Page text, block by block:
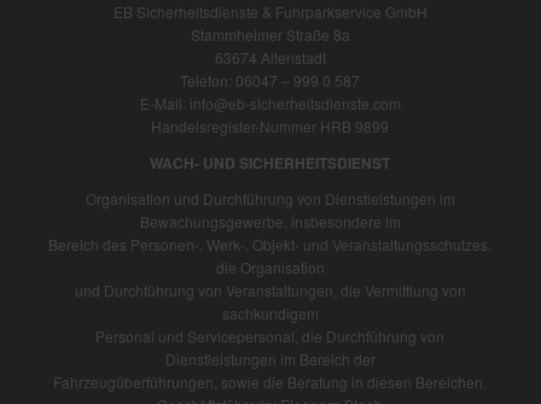
EB Sicherheitsdienste & Fuhrparkservice GmbH
Stammheimer Straße 8a
63674 Altenstadt
Telefon: 06047 – 999 0 587
E-Mail: info@eb-sicherheitsdienste.com
Handelsregister-Nummer HRB 9899
WACH- UND SICHERHEITSDIENST
Organisation und Durchführung von Dienstleistungen im
Bewachungsgewerbe, insbesondere im
Bereich des Personen-, Werk-, Objekt- und Veranstaltungsschutzes,
die Organisation
und Durchführung von Veranstaltungen, die Vermittlung von
sachkundigem
Personal und Servicepersonal, die Durchführung von
Dienstleistungen im Bereich der
Fahrzeugüberführungen, sowie die Beratung in diesen Bereichen.